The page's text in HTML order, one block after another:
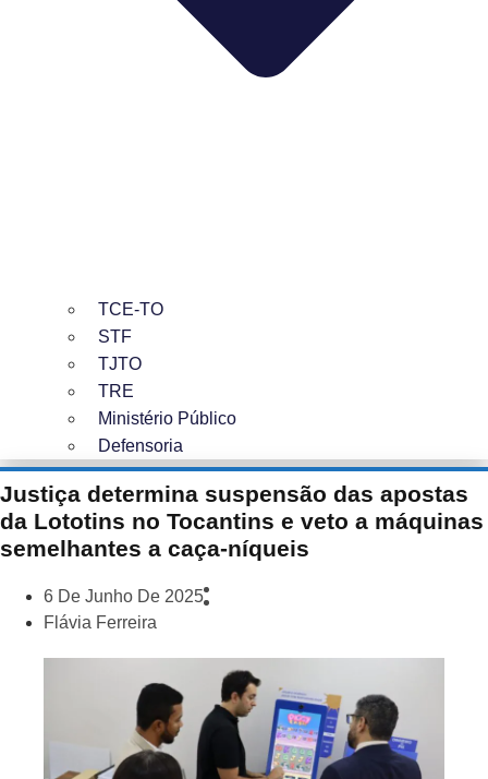
TCE-TO
STF
TJTO
TRE
Ministério Público
Defensoria
Justiça determina suspensão das apostas
da Lototins no Tocantins e veto a máquinas
semelhantes a caça-níqueis
6 De Junho De 2025
Flávia Ferreira